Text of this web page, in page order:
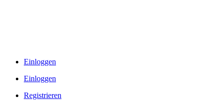
Einloggen
Einloggen
Registrieren